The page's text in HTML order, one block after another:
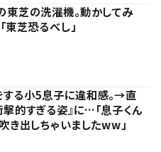
芝の洗濯機。動かしてみ
東芝恐るべし」
る小5息子に違和感。→直
撃的すぎる姿』に…「息子くん
き出しちゃいましたww」